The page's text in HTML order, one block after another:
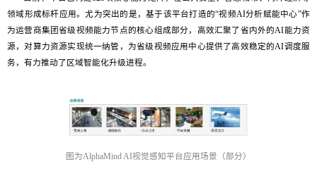
领域形成标杆应用。尤为突出的是，基于该平台打造的“视频AI分析赋能中心”作
为运营商集团省级视频能力节点的核心组成部分，高效汇聚了省内外的AI能力资
源，对算力资源实现统一纳管，为省级视频应用中心提供了高效稳定的AI调度服
务，有力推动了区域智能化升级进程。
图为AlphaMind AI视觉感知平台应用场景（部分）